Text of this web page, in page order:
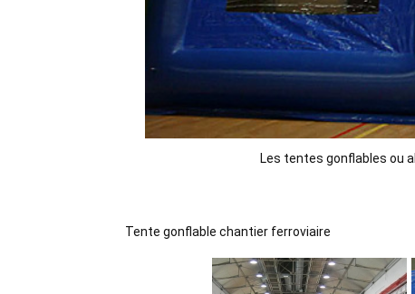
Les tentes gonflables ou
Tente gonflable chantier ferroviaire